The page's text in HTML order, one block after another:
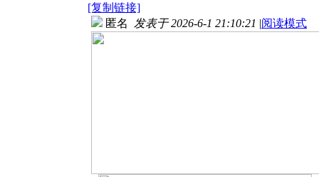
[复制链接]
匿名 发表于 2026-6-1 21:10:21 |阅读模式